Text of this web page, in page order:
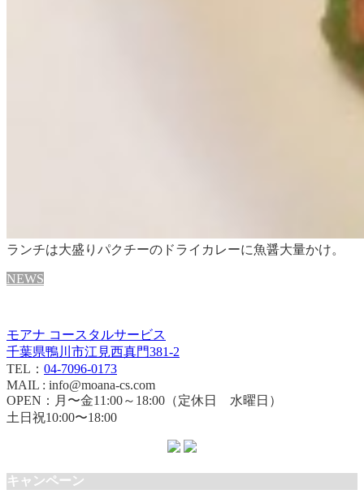
ランチは大盛りパクチーのドライカレーに魚醤大量かけ。
NEWS
モアナ コースタルサービス
千葉県鴨川市江見西真門381-2
TEL： 04-7096-0173
MAIL : info@moana-cs.com
OPEN：月〜金11:00～18:00（定休日 水曜日）
土日祝10:00〜18:00
キャンペーン